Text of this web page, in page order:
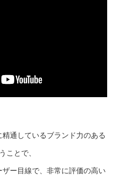
通しているブランド力のある
ことで、
ー目線で、非常に評価の高い